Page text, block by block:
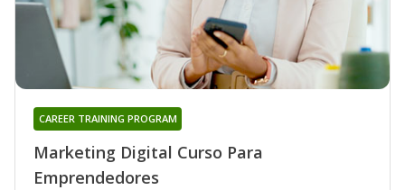
Marketing Digital Curso Para
Emprendedores
CAREER TRAINING PROGRAM